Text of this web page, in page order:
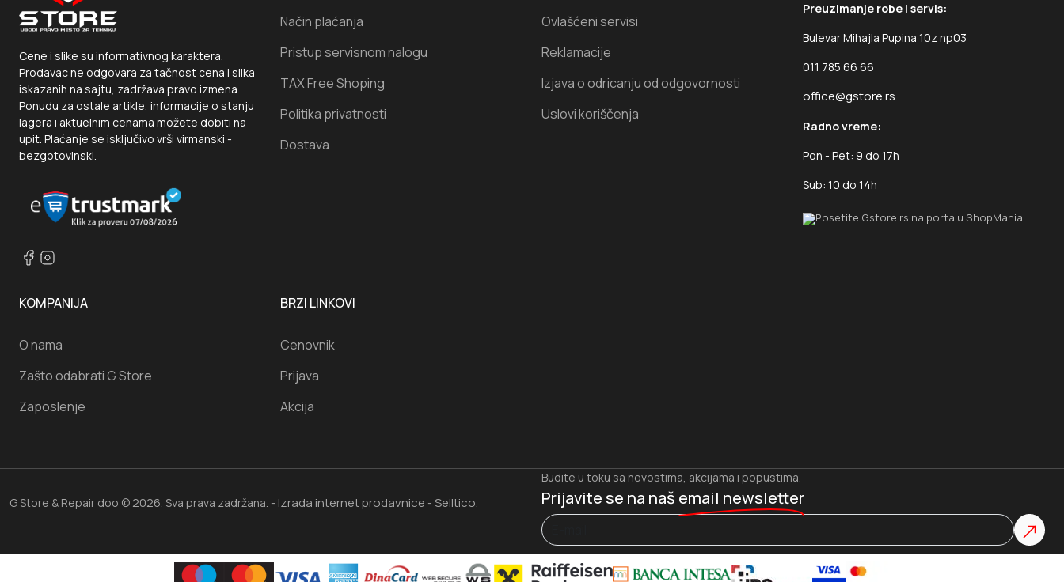
Cene i slike su informativnog karaktera.
Prodavac ne odgovara za tačnost cena i slika
iskazanih na sajtu, zadržava pravo izmena.
Ponudu za ostale artikle, informacije o stanju
lagera i aktuelnim cenama možete dobiti na
upit. Plaćanje se isključivo vrši virmanski -
bezgotovinski.
Način plaćanja
Pristup servisnom nalogu
TAX Free Shoping
Politika privatnosti
Dostava
Ovlašćeni servisi
Reklamacije
Izjava o odricanju od odgovornosti
Uslovi koriščenja
Preuzimanje robe i servis:
Bulevar Mihajla Pupina 10z np03
011 785 66 66
office@gstore.rs
Radno vreme:
Pon - Pet: 9 do 17h
Sub: 10 do 14h
KOMPANIJA
O nama
Zašto odabrati G Store
Zaposlenje
BRZI LINKOVI
Cenovnik
Prijava
Akcija
G Store & Repair doo © 2026. Sva prava zadržana. - Izrada internet prodavnice - Selltico.
Budite u toku sa novostima, akcijama i popustima.
Prijavite se na naš email newsletter